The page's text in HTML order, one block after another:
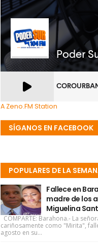
A Zeno.FM Station
SÍGANOS EN FACEBOOK
POPULARES DE LA
Fallece en
madre de los
Miguelina
COMPARTE: Barahona.- La
cariñosamente como "Mirita",
agosto en su...